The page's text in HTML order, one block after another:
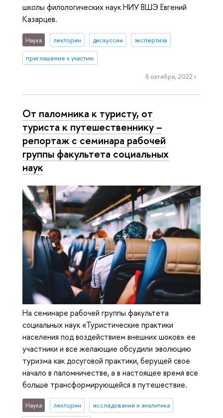
школы филологических наук НИУ ВШЭ Евгений
Казарцев.
Наука лектории дискуссии экспертиза
приглашение к участию
6 октября, 2022 г.
От паломника к туристу, от
туриста к путешественнику –
репортаж с семинара рабочей
группы факультета социальных
наук
На семинаре рабочей группы факультета
социальных наук «Туристические практики
населения под воздействием внешних шоков» ее
участники и все желающие обсудили эволюцию
туризма как досуговой практики, берущей свое
начало в паломничестве, а в настоящее время все
больше трансформирующейся в путешествие.
Наука лектории исследования и аналитика